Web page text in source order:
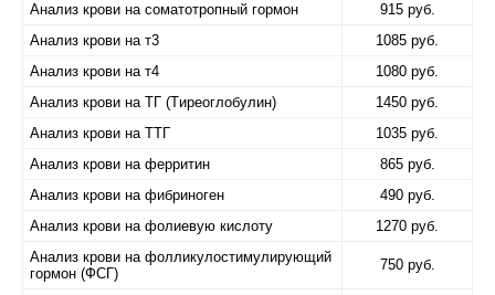
Анализ крови на соматотропный гормон
915 руб.
Анализ крови на т3
1085 руб.
Анализ крови на т4
1080 руб.
Анализ крови на ТГ (Tиреоглобулин)
1450 руб.
Анализ крови на ТТГ
1035 руб.
Анализ крови на ферритин
865 руб.
Анализ крови на фибриноген
490 руб.
Анализ крови на фолиевую кислоту
1270 руб.
Анализ крови на фолликулостимулирующий
гормон (ФСГ)
750 руб.